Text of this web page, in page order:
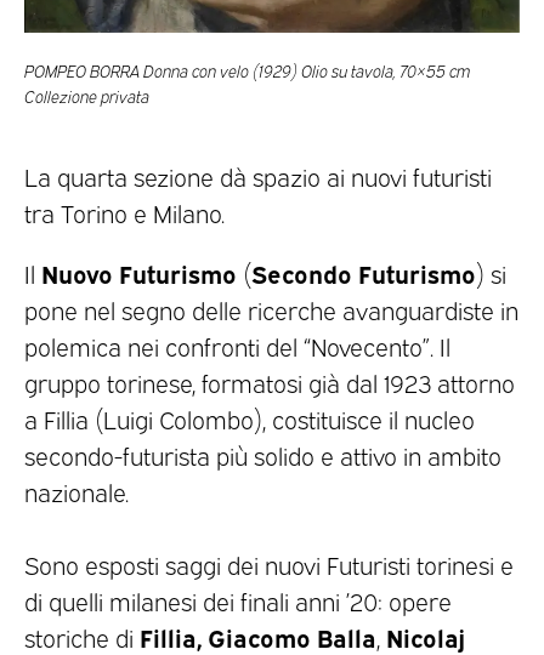
POMPEO BORRA Donna con velo (1929) Olio su tavola, 70×55 cm
Collezione privata
La quarta sezione dà spazio ai nuovi futuristi
tra Torino e Milano.
Il Nuovo Futurismo (Secondo Futurismo) si
pone nel segno delle ricerche avanguardiste in
polemica nei confronti del “Novecento”. Il
gruppo torinese, formatosi già dal 1923 attorno
a Fillia (Luigi Colombo), costituisce il nucleo
secondo-futurista più solido e attivo in ambito
nazionale.
Sono esposti saggi dei nuovi Futuristi torinesi e
di quelli milanesi dei finali anni ’20: opere
storiche di Fillia, Giacomo Balla, Nicolaj